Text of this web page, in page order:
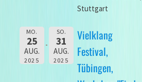
Stuttgart
MO.
25
AUG.
2025
SO.
31
AUG.
2025
Vielklang
Festival,
Tübingen,